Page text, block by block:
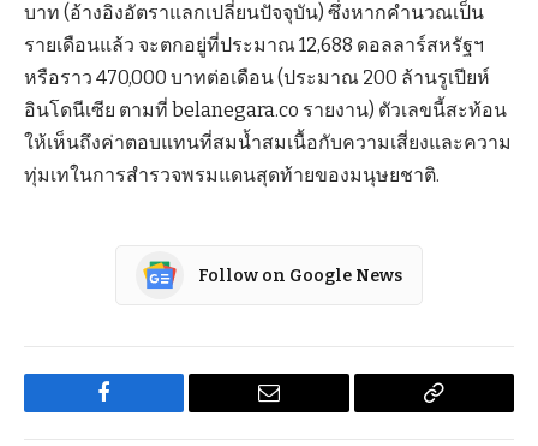
บาท (อ้างอิงอัตราแลกเปลี่ยนปัจจุบัน) ซึ่งหากคำนวณเป็น
รายเดือนแล้ว จะตกอยู่ที่ประมาณ 12,688 ดอลลาร์สหรัฐฯ
หรือราว 470,000 บาทต่อเดือน (ประมาณ 200 ล้านรูเปียห์
อินโดนีเซีย ตามที่ belanegara.co รายงาน) ตัวเลขนี้สะท้อน
ให้เห็นถึงค่าตอบแทนที่สมน้ำสมเนื้อกับความเสี่ยงและความ
ทุ่มเทในการสำรวจพรมแดนสุดท้ายของมนุษยชาติ.
Follow on Google News
Facebook Email
Copy